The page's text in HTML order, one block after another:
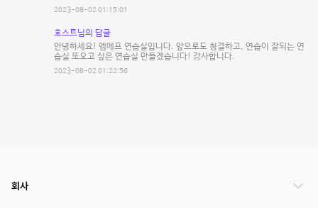
2023-08-02 01:15:01
호스트님의 답글
안녕하세요! 엠에프 연습실입니다. 앞으로도 청결하고, 연습이 잘되는 연
습실 또오고 싶은 연습실 만들겠습니다! 감사합니다.
2023-08-02 01:22:56
회사